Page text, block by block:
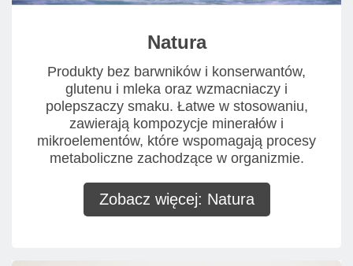
Natura
Produkty bez barwników i konserwantów,
glutenu i mleka oraz wzmacniaczy i
polepszaczy smaku. Łatwe w stosowaniu,
zawierają kompozycje minerałów i
mikroelementów, które wspomagają procesy
metaboliczne zachodzące w organizmie.
Zobacz więcej: Natura